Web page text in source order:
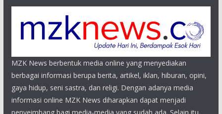
MZK News berbentuk media online yang menyediakan
berbagai informasi berupa berita, artikel, iklan, hiburan, opini,
gaya hidup, seni sastra, dan religi. Dengan adanya media
informasi online MZK News diharapkan dapat menjadi
penyeimbang bagi media-media yang sudah ada. Selain itu,